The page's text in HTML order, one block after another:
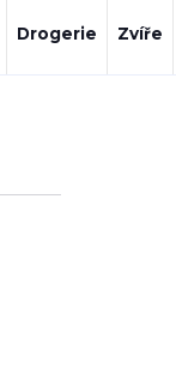
Drogerie Zvíře